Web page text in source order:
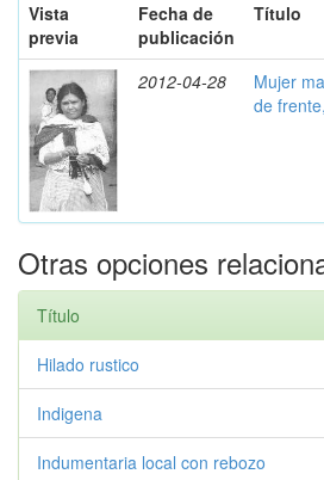
Vista
previa
Fecha de
publicación
Título
2012-04-28
Mujer
de
Otras opciones
Título
Hilado rustico
Indigena
Indumentaria local con rebozo